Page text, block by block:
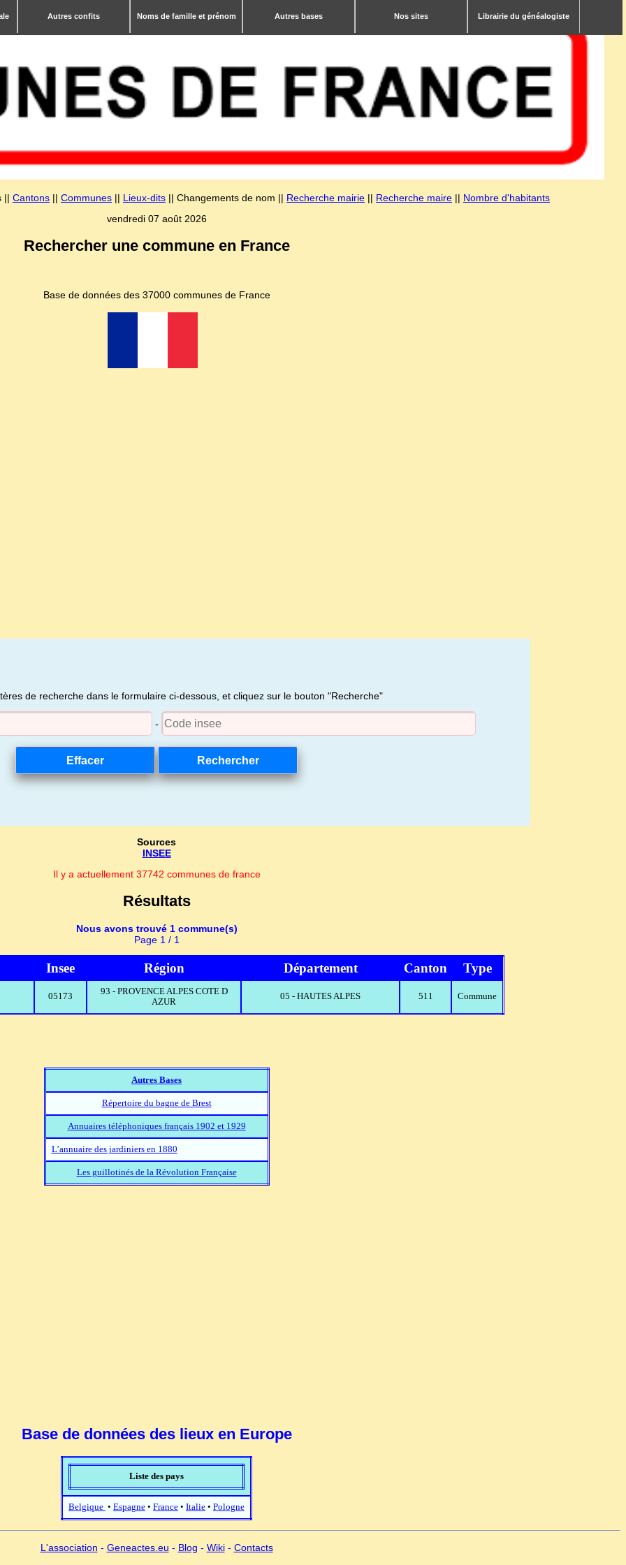
Autres confits Noms de famille et prénom Autres bases Nos sites Librairie du généalogiste
|| Cantons || Communes || Lieux-dits || Changements de nom || Recherche mairie || Recherche maire || Nombre d'habitants
vendredi 07 août 2026
Rechercher une commune en France
Base de données des 37000 communes de France
de recherche dans le formulaire ci-dessous, et cliquez sur le bouton "Recherche"
-
Sources
INSEE
Il y a actuellement 37742 communes de france
Résultats
Nous avons trouvé 1 commune(s)
Page 1 / 1
Insee Région Département Canton Type
05173
93 - PROVENCE ALPES COTE D
AZUR
05 - HAUTES ALPES 511 Commune
Autres Bases
Répertoire du bagne de Brest
Annuaires téléphoniques français 1902 et 1929
L’annuaire des jardiniers en 1880
Les guillotinés de la Révolution Française
Base de données des lieux en Europe
Liste des pays
Belgique • Espagne • France • Italie • Pologne
L'association - Geneactes.eu - Blog - Wiki- Contacts